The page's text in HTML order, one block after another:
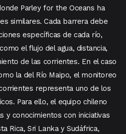
Parley for the Oceans ha
similares. Cada barrera debe
específicas de cada río,
el flujo del agua, distancia,
de las corrientes. En el caso
la del Río Maipo, el monitoreo
representa uno de los
Para ello, el equipo chileno
y conocimientos con iniciativas
Rica, Sri Lanka y Sudáfrica,